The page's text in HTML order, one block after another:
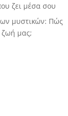
ζει μέσα σου
μυστικών: Πώς
ζωή μας;